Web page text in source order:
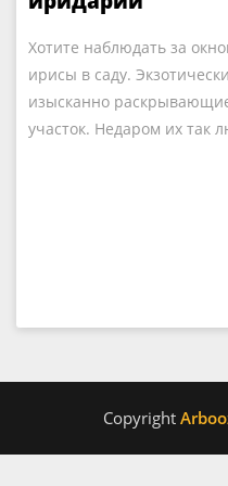
Хотите наблюдать за
ирисы в саду.
изысканно
участок. Недаром их так
Copyright